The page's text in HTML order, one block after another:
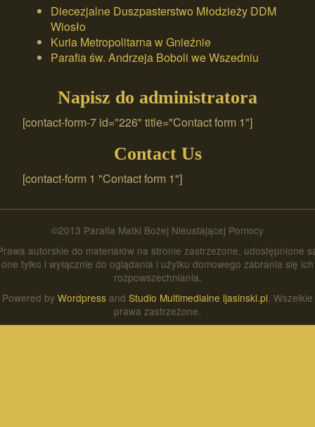
Diecezjalne Duszpasterstwo Młodzieży DDM
Wiosło
Kuria Metropolitarna w Gnieźnie
Parafia św. Andrzeja Boboli we Wszedniu
Napisz do administratora
[contact-form-7 id="226" title="Contact form 1"]
Contact Us
[contact-form 1 "Contact form 1"]
©2013 Parafia Matki Bożej Nieustającej Pomocy
autorskie do materiałów na stronie zastrzeżone, udostępnione
one tylko i wyłącznie do oglądania i użytku domowego zabrania się ich
rozpowszechniania.
Powered by Wordpress and Studio Multimedialne ljasinski.pl. Wszelkie
prawa zastrzeżone.